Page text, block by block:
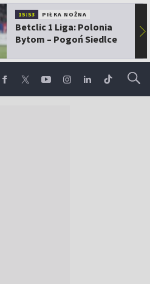
15:53 PIŁKA NOŻNA
Betclic 1 Liga: Polonia
Bytom – Pogoń Siedlce
▶